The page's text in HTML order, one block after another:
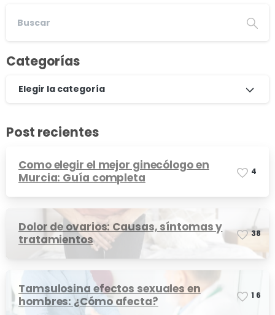
Categorías
Elegir la categoría
Post recientes
Como elegir el mejor ginecólogo en
Murcia: Guía completa
4
Dolor de ovarios: Causas, síntomas y
tratamientos
38
Tamsulosina efectos sexuales en
hombres: ¿Cómo afecta?
1 6